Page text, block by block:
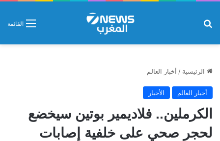
القائمة
الرئيسية / أخبار العالم
أخبار العالم الأخبار
الكرملين.. فلاديمير بوتين سيخضع
لحجر صحي على خلفية إصابات